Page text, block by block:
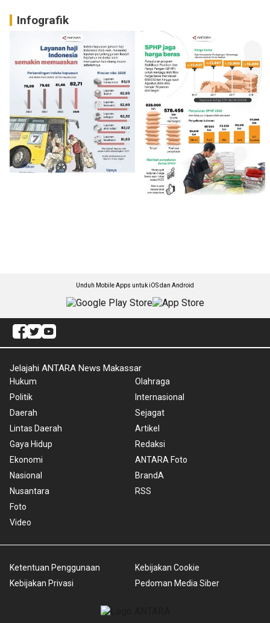
Infografik
Unduh Mobile Apps untuk iOS dan Android
Jelajahi ANTARA News Makassar
Hukum
Politik
Daerah
Lintas Daerah
Gaya Hidup
Ekonomi
Nasional
Nusantara
Foto
Video
Olahraga
Internasional
Sejagat
Artikel
Redaksi
ANTARA Foto
BrandA
RSS
Ketentuan Penggunaan
Kebijakan Privasi
Kebijakan Cookie
Pedoman Media Siber